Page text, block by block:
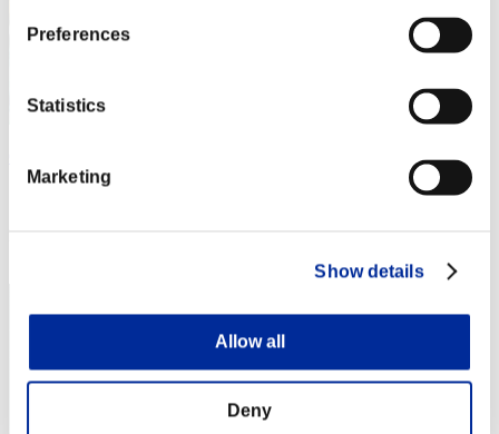
Preferences
Statistics
Marketing
Show details
Allow all
Deny
RANK